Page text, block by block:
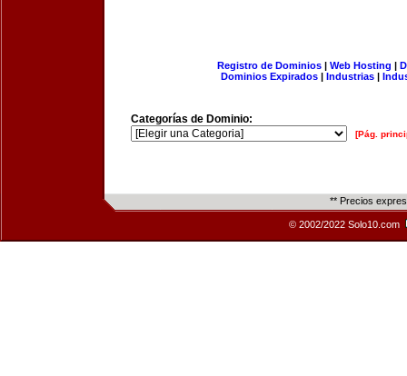
Registro de Dominios| Web Hosting |
Dominios Expirados | Industrias |
Categorías de Dominio:
[Pág.
** Precios
© 2002/2022 Solo10.com